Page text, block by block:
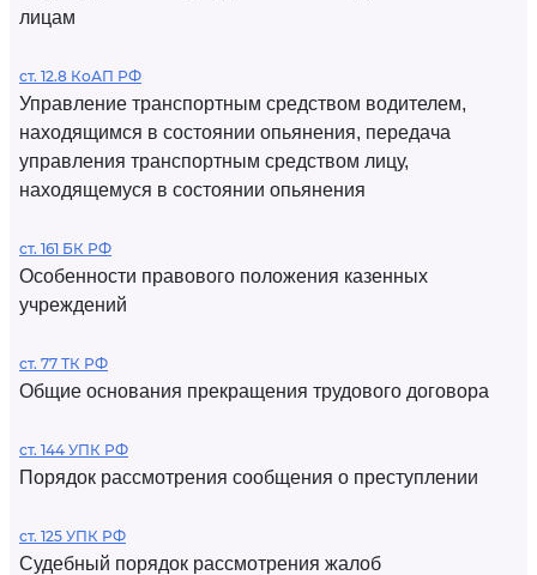
лицам
ст. 12.8 КоАП РФ
Управление транспортным средством водителем,
находящимся в состоянии опьянения, передача
управления транспортным средством лицу,
находящемуся в состоянии опьянения
ст. 161 БК РФ
Особенности правового положения казенных
учреждений
ст. 77 ТК РФ
Общие основания прекращения трудового договора
ст. 144 УПК РФ
Порядок рассмотрения сообщения о преступлении
ст. 125 УПК РФ
Судебный порядок рассмотрения жалоб